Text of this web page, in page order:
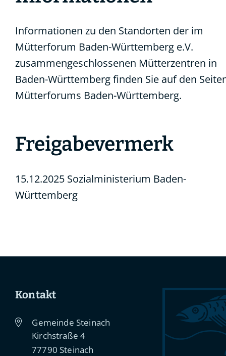
Informationen zu den Standorten der im
Mütterforum Baden-Württemberg e.V.
zusammengeschlossenen Mütterzentren in
Baden-Württembergfinden Sie auf den
Mütterforums Baden-Württemberg.
Freigabevermerk
15.12.2025 Sozialministerium Baden-
Württemberg
Kontakt
Gemeinde Steinach
Kirchstraße 4
77790 Steinach